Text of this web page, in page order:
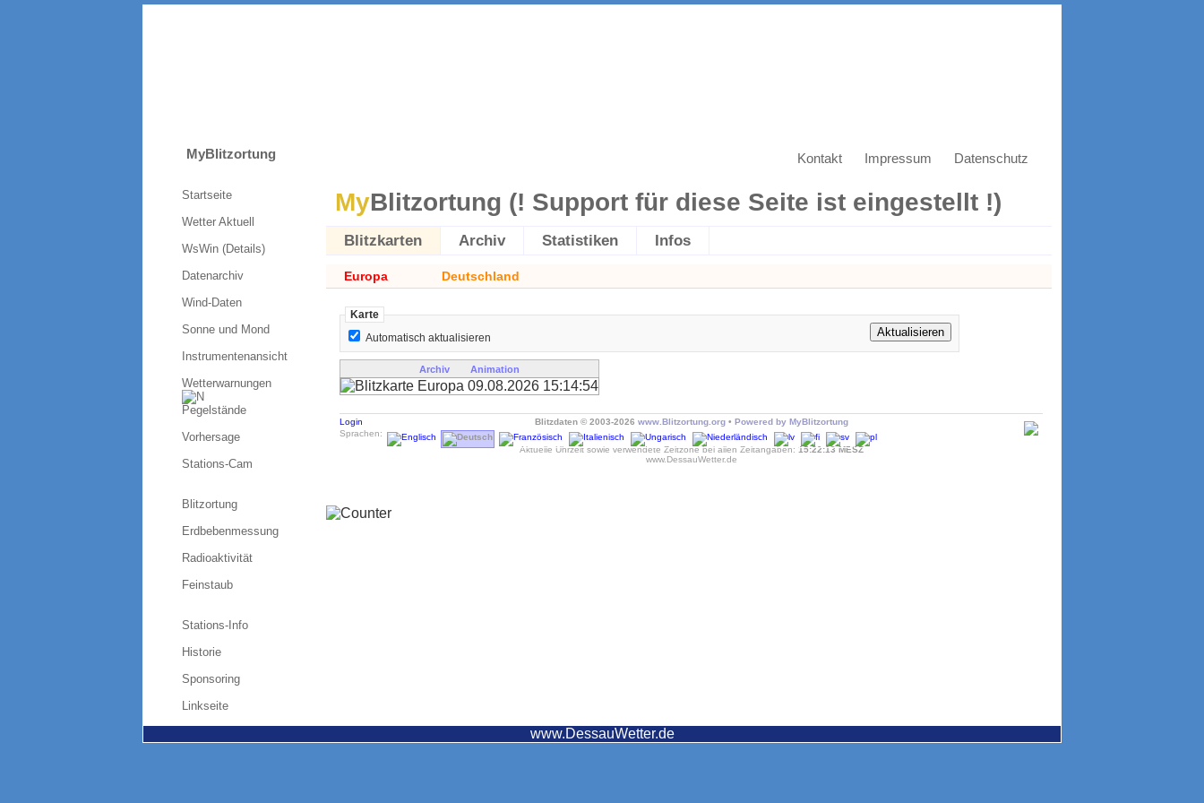
MyBlitzortung Kontakt Impressum Datenschutz
MyBlitzortung (! Support für diese Seite ist eingestellt !)
Blitzkarten Archiv Statistiken Infos
Europa Deutschland
Karte
Automatisch aktualisieren
Archiv Animation
Login
Sprachen:
Blitzdaten © 2003-2026 www.Blitzortung.org• Powered by MyBlitzortung
Aktuelle Uhrzeit sowie verwendete Zeitzone bei allen Zeitangaben: 15:22:13 MESZ
www.DessauWetter.de
Startseite
Wetter Aktuell
WsWin (Details)
Datenarchiv
Wind-Daten
Sonne und Mond
Instrumentenansicht
Wetterwarnungen
Pegelstände
Vorhersage
Stations-Cam
Blitzortung
Erdbebenmessung
Radioaktivität
Feinstaub
Stations-Info
Historie
Sponsoring
Linkseite
www.DessauWetter.de